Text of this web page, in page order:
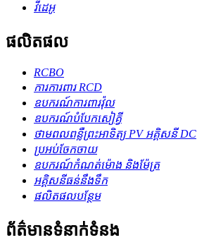
វីដេអូ
ផលិតផល
RCBO
ការការពារ RCD
ឧបករណ៍ការពារវ៉ុល
ឧបករណ៍​បំបែក​សៀគ្វី
ថាមពលពន្លឺព្រះអាទិត្យ PV អគ្គិសនី DC
ប្រអប់ចែកចាយ
ឧបករណ៍កំណត់ម៉ោង និងម៉ែត្រ
អគ្គិសនីធន់នឹងទឹក
ផលិតផលបន្ថែម
ព័ត៌មានទំនាក់ទំនង